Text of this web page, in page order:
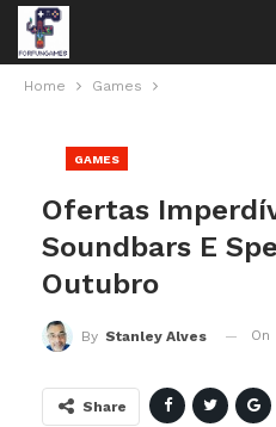
Home Games
GAMES
Ofertas
Soundbars E
Outubro
By Stanley Alves On
Share